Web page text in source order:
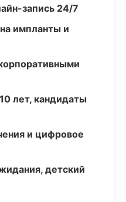
запись 24/7
импланты и
лет, кандидаты
и цифровое
детский